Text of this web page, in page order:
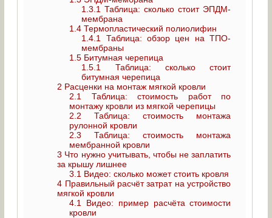
1.3.1 Таблица: сколько стоит ЭПДМ-
мембрана
1.4 Термопластический полиолифин
1.4.1
Таблица: обзор цен на ТПО-
мембраны
1.5 Битумная черепица
1.5.1
Таблица: сколько стоит
битумная черепица
2 Расценки на монтаж мягкой кровли
2.1
Таблица: стоимость работ по
монтажу кровли из мягкой черепицы
2.2 Таблица: стоимость монтажа
рулонной кровли
2.3 Таблица: стоимость монтажа
мембранной кровли
3 Что нужно учитывать, чтобы не заплатить
за крышу лишнее
3.1 Видео: сколько может стоить кровля
4 Правильный расчёт затрат на устройство
мягкой кровли
4.1
Видео: пример расчёта стоимости
кровли